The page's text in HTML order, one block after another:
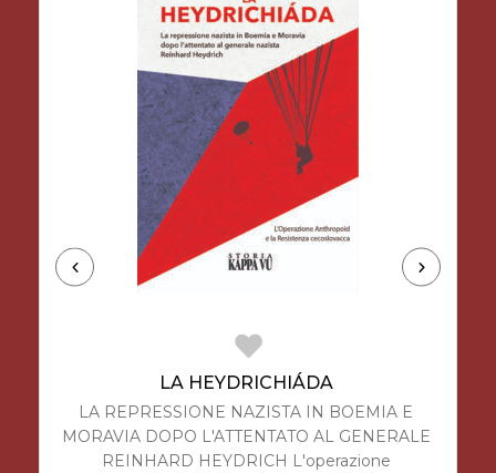
LA HEYDRICHIÁDA
LA REPRESSIONE NAZISTA IN BOEMIA E
MORAVIA DOPO L'ATTENTATO AL GENERALE
REINHARD HEYDRICH L'operazione